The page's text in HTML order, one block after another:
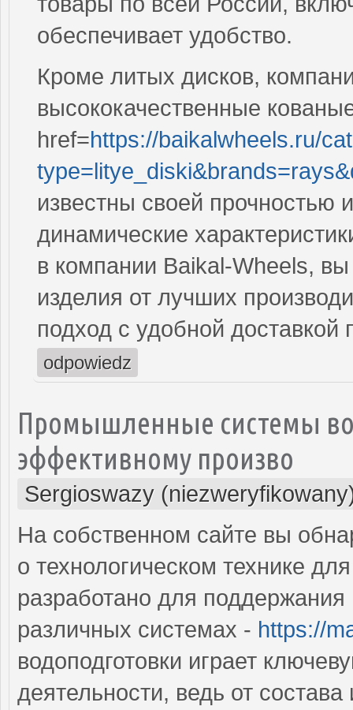
обеспечивает удобство.
Кроме литых дисков,
высококачественные
href=https://baikalwheels.ru/
известны своей
динамические
в компании Baikal-Wheels,
изделия от лучших
подход с удобной доставкой
odpowiedz
Промышленные системы
эффективному произво
Sergioswazy
На собственном сайте вы
о технологическом технике
разработано для
различных системах - https://
водоподготовки играет
деятельности, ведь от